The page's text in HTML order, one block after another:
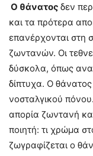
Ο θάνατος δεν
και τα πρότερα
επανέρχονται στη
ζωντανών. Οι
δύσκολα, όπως
δίπτυχα. Ο
νοσταλγικού
απορία ζωντανή
ποιητή: τι χρώμα
ζωγραφίζεται ο